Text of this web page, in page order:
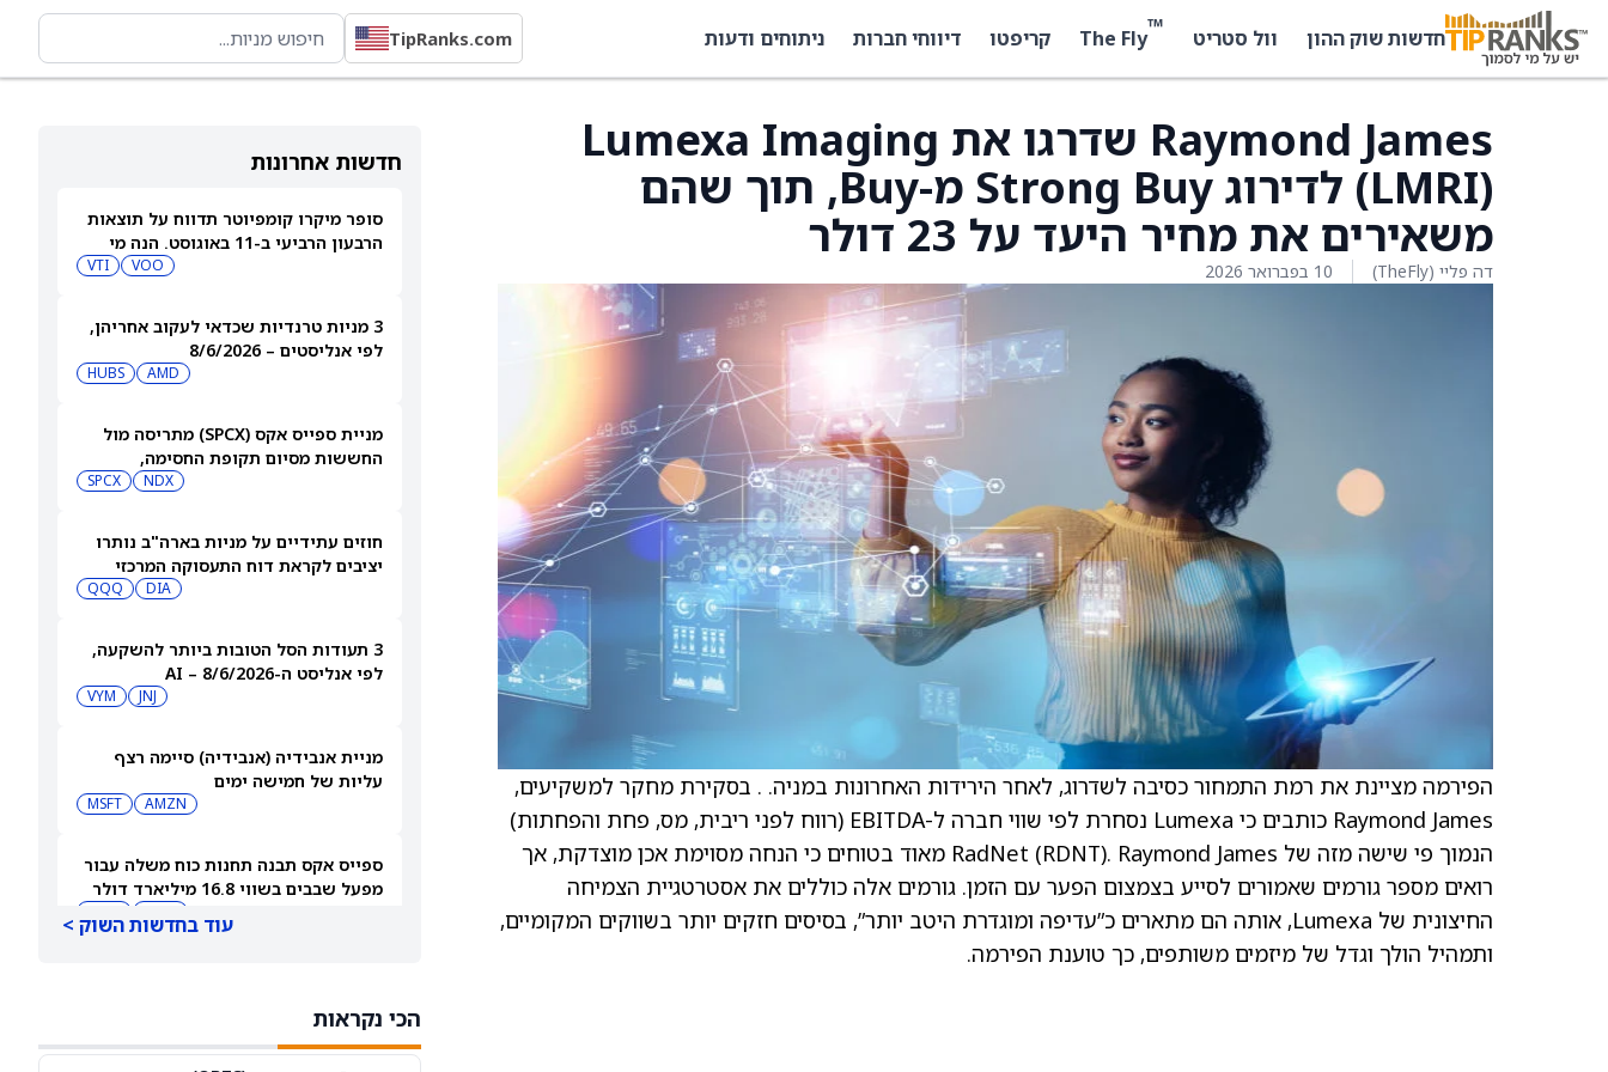
חדשות שוק ההון וול סטריט ™
The Fly קריפטו דיווחי חברות ניתוחים ודעות TipRanks.com
חדשות אחרונות
סופר מיקרו קומפיוטר תדווח על תוצאות
הרבעון הרביעי ב-11 באוגוסט. הנה מי
VOO
VTI
3 מניות טרנדיות שכדאי לעקוב אחריהן,
לפי אנליסטים – 8/6/2026
AMD
HUBS
מניית ספייס אקס (SPCX) מתריסה מול
החששות מסיום תקופת החסימה,
NDX
SPCX
חוזים עתידיים על מניות בארה"ב נותרו
יציבים לקראת דוח התעסוקה המרכזי
DIA
QQQ
3 תעודות הסל הטובות ביותר להשקעה,
לפי אנליסט ה-AI – 8/6/2026
JNJ
VYM
מניית אנבידיה (אנבידיה) סיימה רצף
עליות של חמישה ימים
AMZN
MSFT
ספייס אקס תבנה תחנות כוח משלה עבור
מפעל שבבים בשווי 16.8 מיליארד דולר
מהלך ה-AI inference שלה
עוד בחדשות השוק >
הכי נקראות
Raymond James שדרגו את Lumexa Imaging
(LMRI) לדירוג Strong Buy מ-Buy, תוך שהם
משאירים את מחיר היעד על 23 דולר
דה פליי (TheFly) 10 בפברואר 2026
הפירמה מציינת את רמת התמחור כסיבה לשדרוג, לאחר הירידות האחרונות במניה. . בסקירת מחקר למשקיעים,
Raymond James כותבים כי Lumexa נסחרת לפי שווי חברה ל-EBITDA (רווח לפני ריבית, מס, פחת והפחתות)
הנמוך פי שישה מזה של RadNet (RDNT). Raymond James מאוד בטוחים כי הנחה מסוימת אכן מוצדקת, אך
רואים מספר גורמים שאמורים לסייע בצמצום הפער עם הזמן. גורמים אלה כוללים את אסטרטגיית הצמיחה
החיצונית של Lumexa, אותה הם מתארים כ”עדיפה ומוגדרת היטב יותר”, בסיסים חזקים יותר בשווקים המקומיים,
ותמהיל הולך וגדל של מיזמים משותפים, כך טוענת הפירמה.